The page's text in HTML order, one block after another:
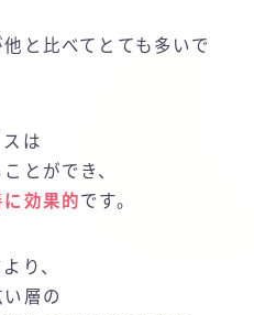
と比べてとても多いで
は
とができ、
効果的です。
り、
層の